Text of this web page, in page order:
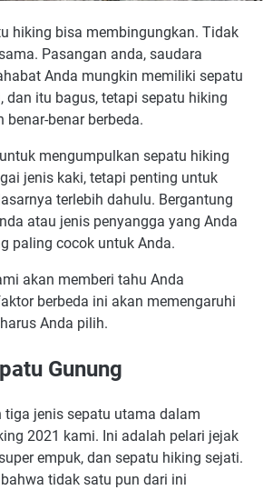
hiking bisa membingungkan. Tidak
Pasangan anda, saudara
Anda mungkin memiliki sepatu
dan itu bagus, tetapi sepatu hiking
benar berbeda.
mengumpulkan sepatu hiking
jenis kaki, tetapi penting untuk
terlebih dahulu. Bergantung
atau jenis penyangga yang Anda
paling cocok untuk Anda.
akan memberi tahu Anda
berbeda ini akan memengaruhi
Anda pilih.
Gunung
tiga jenis sepatu utama dalam
2021 kami. Ini adalah pelari jejak
empuk, dan sepatu hiking sejati.
tidak satu pun dari ini